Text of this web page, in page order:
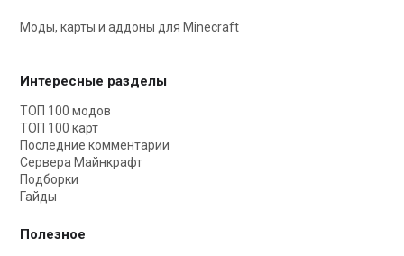
Моды, карты и аддоны для Minecraft
Интересные разделы
ТОП 100 модов
ТОП 100 карт
Последние комментарии
Сервера Майнкрафт
Подборки
Гайды
Полезное